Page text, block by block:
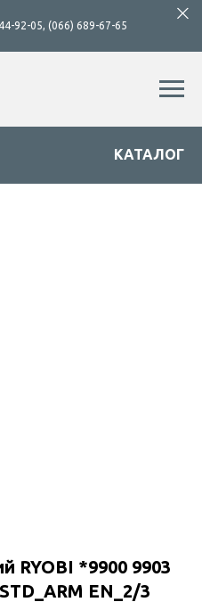
92-05, (066) 689-67-65
КАТАЛОГ
RYOBI *9900 9903
EN_2/3